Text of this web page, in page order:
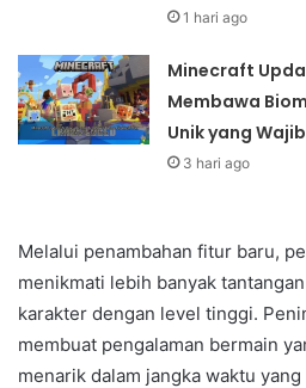
1 hari ago
Minecraft
Membawa
Unik yang
3 hari ago
Melalui penambahan fitur baru,
menikmati lebih banyak
karakter dengan level tinggi.
membuat pengalaman bermain
menarik dalam jangka waktu yang